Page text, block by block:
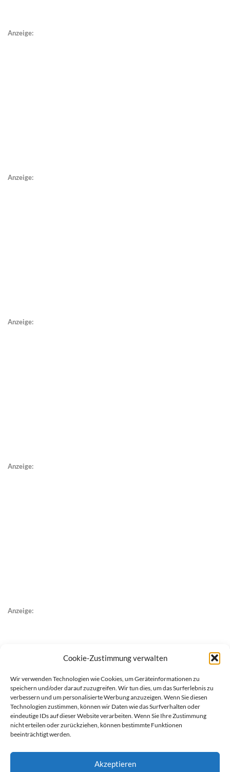
Cookie-Zustimmung verwalten
Wir verwenden Technologien wie Cookies, um Geräteinformationen zu
speichern und/oder darauf zuzugreifen. Wir tun dies, um das Surferlebnis zu
verbessern und um personalisierte Werbung anzuzeigen. Wenn Sie diesen
Technologien zustimmen, können wir Daten wie das Surfverhalten oder
eindeutige IDs auf dieser Website verarbeiten. Wenn Sie Ihre Zustimmung
nicht erteilen oder zurückziehen, können bestimmte Funktionen
beeinträchtigt werden.
Akzeptieren
Anzeige:
Anzeige:
Anzeige:
Anzeige:
Anzeige: